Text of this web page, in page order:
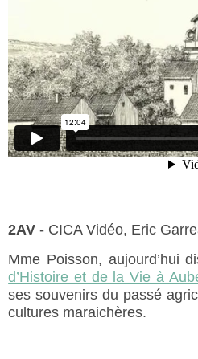
2AV - CICA Vidéo, Eric
Mme Poisson, aujourd’hui
d’Histoire et de la Vie à
ses souvenirs du passé
cultures maraichères.